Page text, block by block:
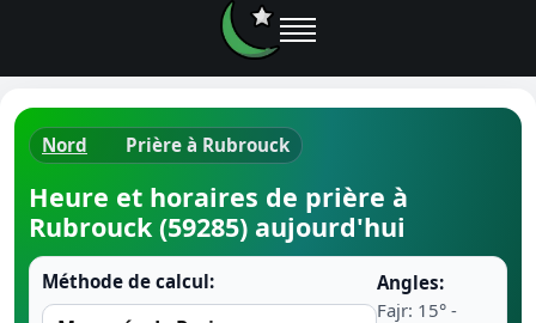
Ramadan
Nord Prière à Rubrouck
Heure et horaires de prière à
Rubrouck (59285) aujourd'hui
Méthode de calcul:
Angles:
Fajr: 15° -